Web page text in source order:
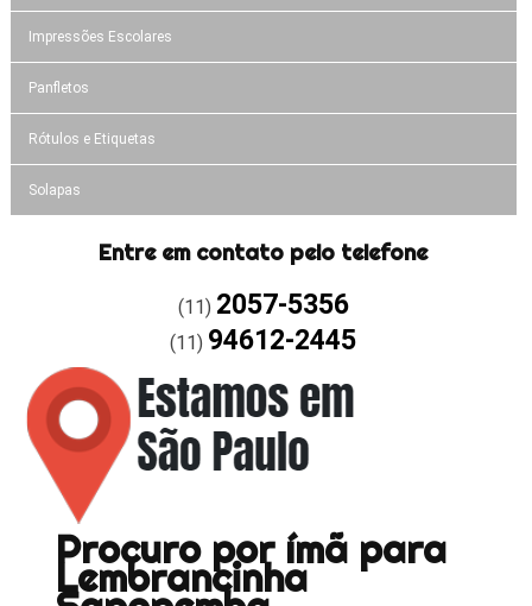
Impressões Escolares
Panfletos
Rótulos e Etiquetas
Solapas
Entre em contato pelo telefone
(11) 2057-5356
(11) 94612-2445
Procuro por ímã para
Lembrancinha